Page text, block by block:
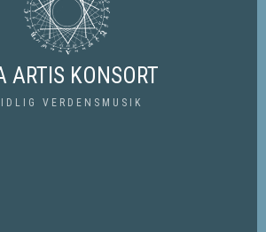
ARTIS KONSORT
VERDENSMUSIK